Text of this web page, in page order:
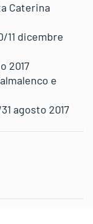
Caterina
11 dicembre
2017
e
agosto 2017